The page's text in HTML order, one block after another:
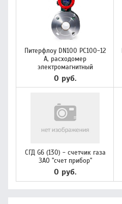
Питерфлоу DN100 РС100-12
A, расходомер
электромагнитный
0 руб.
СГД G6 (130) - счетчик газа
ЗАО "счет прибор"
0 руб.